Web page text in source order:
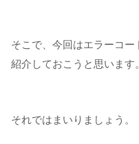
そこで、今回はエラーコー
紹介しておこうと思います。
それではまいりましょう。